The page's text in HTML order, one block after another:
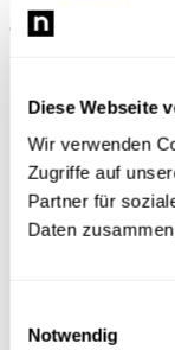
Diese Webseite
Wir verwenden
Zugriffe auf
Partner für
Daten
Notwendig
© 2026 Newsload,